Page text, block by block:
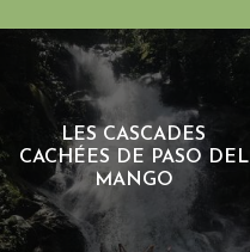
LES CASCADES
CACHÉES DE PASO DEL
MANGO